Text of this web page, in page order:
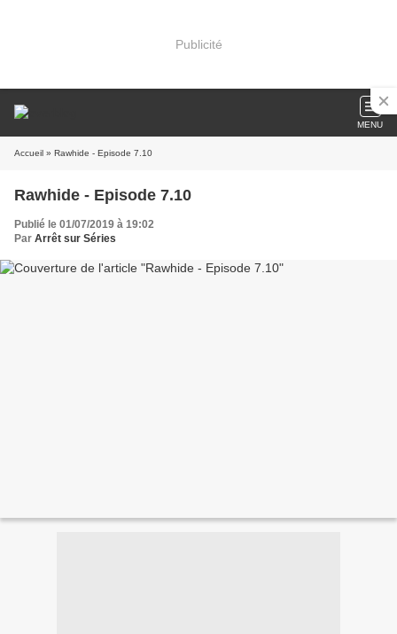
Publicité
MENU
Accueil » Rawhide - Episode 7.10
Rawhide - Episode 7.10
Publié le 01/07/2019 à 19:02
Par Arrêt sur Séries